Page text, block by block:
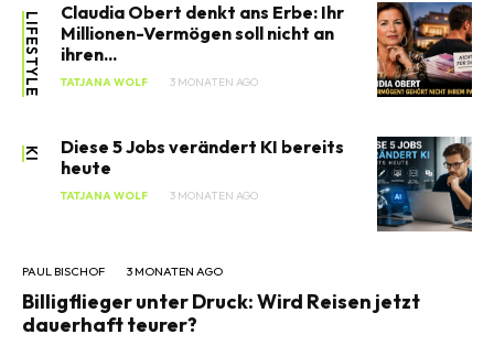
LIFESTYLE
Claudia Obert denkt ans Erbe: Ihr
Millionen-Vermögen soll nicht an
ihren...
TATJANA WOLF 3 MONATEN AGO
KI
Diese 5 Jobs verändert KI bereits
heute
TATJANA WOLF 3 MONATEN AGO
PAUL BISCHOF 3 MONATEN AGO
Billigflieger unter Druck: Wird Reisen jetzt
dauerhaft teurer?